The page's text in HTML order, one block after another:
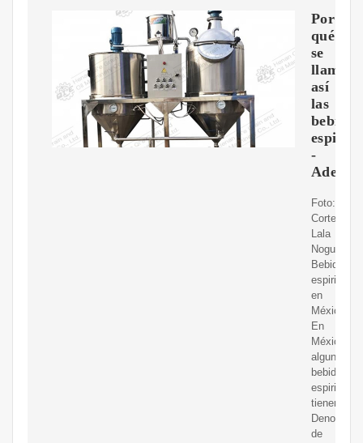
Por
qué
se
llaman
así
las
bebidas
-
Foto:
Cortesía
Lala
Noguera
Bebidas
en
México.
En
México,
algunas
bebidas
tienen
de